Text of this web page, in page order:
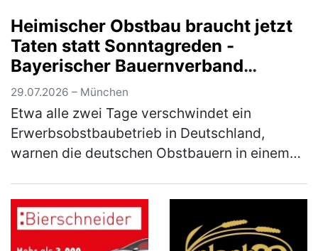
Damit erreicht der Reiseverkehr sein…(mehr)
Heimischer Obstbau braucht jetzt
Taten statt Sonntagreden -
Bayerischer Bauernverband
unterstützt Brandbrief der
Obstbauern
29.07.2026 – München
Etwa alle zwei Tage verschwindet ein
Erwerbsobstbaubetrieb in Deutschland,
warnen die deutschen Obstbauern in einem
Mitunterzei…(mehr)